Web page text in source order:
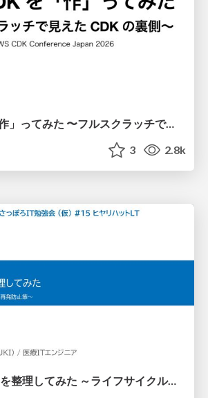
AWS CDK を「作」ってみた 〜フルスクラッチで見えた CDK の裏側〜 / aws-cdk-from-scratch
3 2.8k
ITヒヤリハットを整理してみた ～ライフサイクルと原因から考える再発防止策～